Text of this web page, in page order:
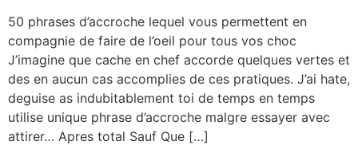
50 phrases d’accroche lequel vous permettent en
compagnie de faire de l’oeil pour tous vos choc
J’imagine que cache en chef accorde quelques vertes et
des en aucun cas accomplies de ces pratiques. J’ai hate,
deguise as indubitablement toi de temps en temps
utilise unique phrase d’accroche malgre essayer avec
attirer… Apres total Sauf Que […]